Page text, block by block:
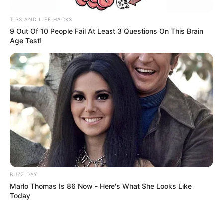
otras medidas durante
REGIOTRAM DE OCCIDENTE
RegioTram de Occidente
vuela: superan el reto
técnico más difícil en
Funza y Mosquera
REGIOTRAM DE OCCIDENTE
Gobernador Jorge Rey
TIPS AND LIFE HACKS
9 Out Of 10 People Fail At Least 3 Questions On This Brain
Age Test!
BUZZ DAY
Marlo Thomas Is 86 Now - Here's What She Looks Like
Today